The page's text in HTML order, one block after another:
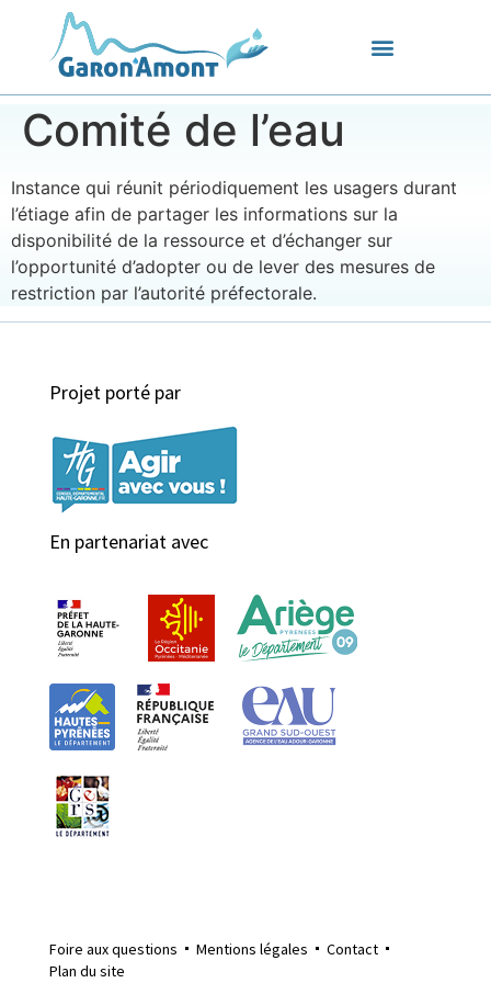
Comité de l’eau
Instance qui réunit périodiquement les usagers durant
l’étiage afin de partager les informations sur la
disponibilité de la ressource et d’échanger sur
l’opportunité d’adopter ou de lever des mesures de
restriction par l’autorité préfectorale.
Projet porté par
En partenariat avec
Foire aux questions Mentions légales
Contact
Plan du site